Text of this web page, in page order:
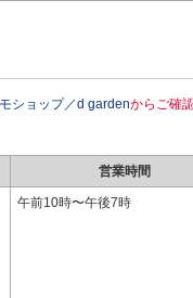
モショップ／d gardenからご確
営業時間
午前10時〜午後7時